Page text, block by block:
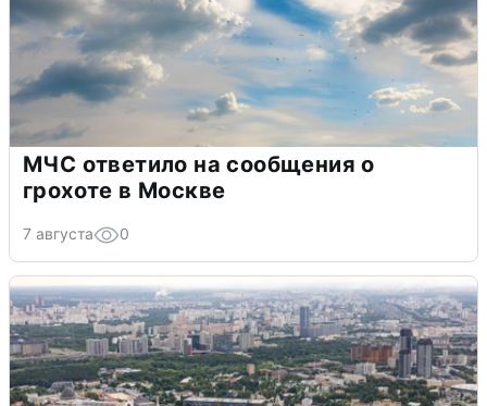
МЧС ответило на сообщения о
грохоте в Москве
7 августа 0